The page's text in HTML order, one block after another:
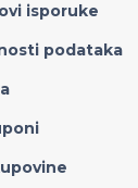
isporuke
podataka